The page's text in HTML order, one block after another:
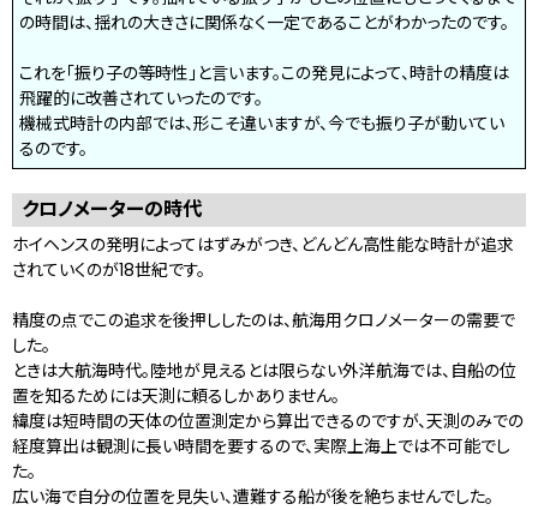
の時間は、揺れの大きさに関係なく一定であることがわかったのです。
これを「振り子の等時性」と言います。この発見によって、時計の精度は
飛躍的に改善されていったのです。
機械式時計の内部では、形こそ違いますが、今でも振り子が動いてい
るのです。
クロノメーターの時代
ホイヘンスの発明によってはずみがつき、どんどん高性能な時計が追求
されていくのが18世紀です。
精度の点でこの追求を後押ししたのは、航海用クロノメーターの需要で
した。
ときは大航海時代。陸地が見えるとは限らない外洋航海では、自船の位
置を知るためには天測に頼るしかありません。
緯度は短時間の天体の位置測定から算出できるのですが、天測のみでの
経度算出は観測に長い時間を要するので、実際上海上では不可能でし
た。
広い海で自分の位置を見失い、遭難する船が後を絶ちませんでした。